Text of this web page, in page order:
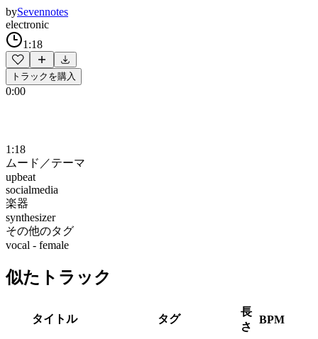
bySevennotes
electronic
1:18
トラックを購入
0:00
1:18
ムード／テーマ
upbeat
socialmedia
楽器
synthesizer
その他のタグ
vocal - female
似たトラック
タイトル タグ
長
さ
BPM